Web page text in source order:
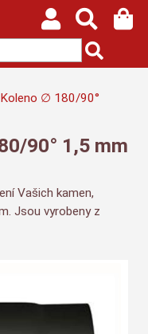
Koleno ∅ 180/90°
90° 1,5 mm
Vašich kamen,
Jsou vyrobeny z